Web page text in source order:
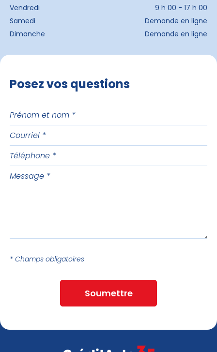
Vendredi
9 h 00 - 17 h 00
Samedi
Demande en ligne
Dimanche
Demande en ligne
Posez vos questions
Prénom
nom
Courriel
Téléphone
Message
* Champs obligatoires
Soumettre